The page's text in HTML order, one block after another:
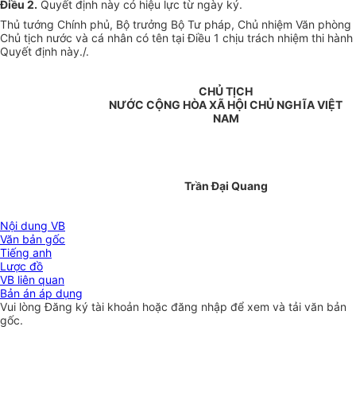
Điều 2. Quyết định này có hiệu lực từ ngày ký.
Thủ tướng Chính phủ, Bộ trưởng Bộ Tư pháp, Chủ nhiệm Văn phòng
Chủ tịch nước và cá nhân có tên tại Điều 1 chịu trách nhiệm thi hành
Quyết định này./.
CHỦ TỊCH
NƯỚC CỘNG HÒA XÃ HỘI CHỦ NGHĨA VIỆT
NAM
Trần Đại Quang
Nội dung VB
Văn bản gốc
Tiếng anh
Lược đồ
VB liên quan
Bản án áp dụng
Vui lòngĐăng ký tài khoản hoặc đăng nhập để xem và tải văn bản
gốc.